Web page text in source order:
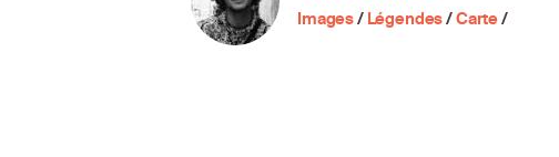
Images/ Légendes/Carte/